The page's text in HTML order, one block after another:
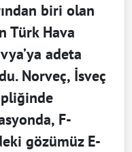
biri olan
Türk Hava
adeta
Norveç, İsveç
F-
gözümüz E-